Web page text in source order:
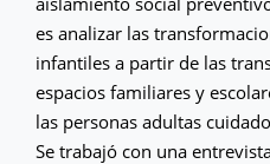
es analizar las
infantiles a partir de las
espacios familiares y
las personas adultas
Se trabajó con una